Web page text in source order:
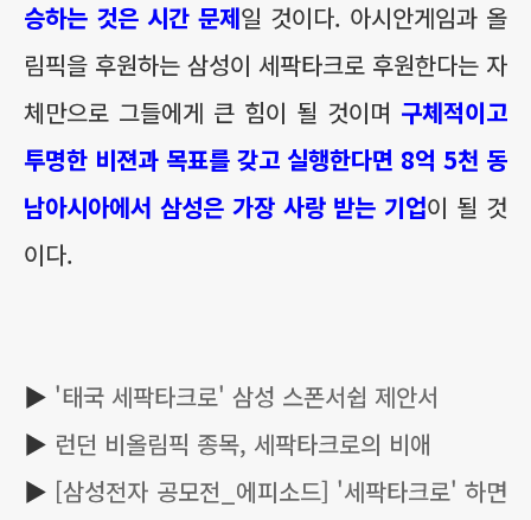
승하는 것은 시간 문제일 것이다. 아시안게임과 올
림픽을 후원하는 삼성이 세팍타크로 후원한다는 자
체만으로 그들에게 큰 힘이 될 것이며 구체적이고
투명한 비젼과 목표를 갖고 실행한다면 8억 5천 동
남아시아에서 삼성은 가장 사랑 받는 기업이 될 것
이다.
▶ '태국 세팍타크로' 삼성 스폰서쉽 제안서
▶ 런던 비올림픽 종목, 세팍타크로의 비애
▶ [삼성전자 공모전_에피소드] '세팍타크로' 하면